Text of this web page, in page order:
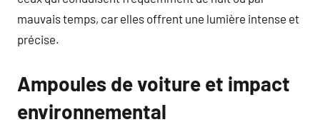
mauvais temps, car elles offrent une lumière intense et
précise.
Ampoules de voiture et impact
environnemental